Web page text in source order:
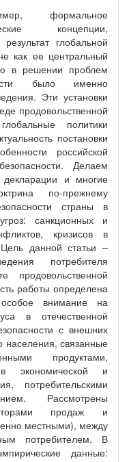
формальное
концепции,
глобальной
как ее центральный
в решении проблем
было именно
Эти установки
продовольственной
политики
постановки
российской
Делаем
и многие
по-прежнему
страны в
санкционных и
кризисов в
данной статьи –
потребителя
продовольственной
работы определена
внимание на
в отечественной
с внешних
населения, связанные
продуктами,
экономической и
потребительскими
Рассмотрены
продаж и
местными), между
потребителем. В
данные: